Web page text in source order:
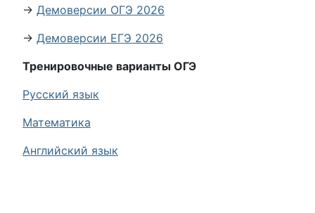
→ Демоверсии ОГЭ 2026
→ Демоверсии ЕГЭ 2026
Тренировочные варианты ОГЭ
Русский язык
Математика
Английский язык